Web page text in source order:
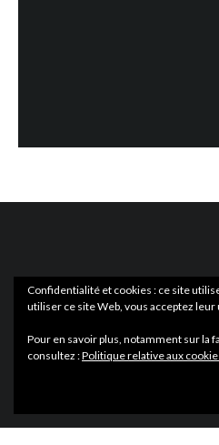
Confidentialité et cookies : ce site
utiliser ce site Web, vous acceptez leur
Pour en savoir plus, notamment sur la
consultez :Politique relative aux